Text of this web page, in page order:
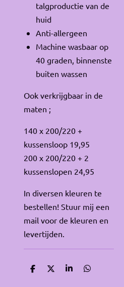
talgproductie van de
huid
Anti-allergeen
Machine wasbaar op
40 graden, binnenste
buiten wassen
Ook verkrijgbaar in de
maten ;
140 x 200/220 +
kussensloop 19,95
200 x 200/220 + 2
kussenslopen 24,95
In diversen kleuren te
bestellen! Stuur mij een
mail voor de kleuren en
levertijden.
D
D
S
D